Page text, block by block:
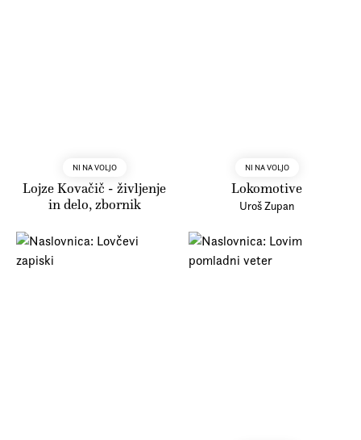
NI NA VOLJO
Lojze Kovačič - življenje
in delo, zbornik
NI NA VOLJO
Lokomotive
Uroš Zupan